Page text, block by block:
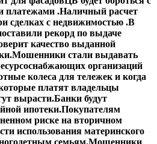
платежами .Наличный расчет
сделках с недвижимостью .В
рекорд по выдаче
качество выданной
Мошенники стали выдавать
организаций
колеса для тележек и когда
платят владельцы
вырасти.Банки будут
ипотеки.Покупателям
риске на вторичном
использования материнского
семьям.Мошенники